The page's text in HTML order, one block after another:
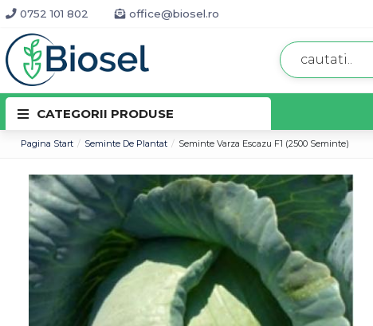
0752 101 802 office@biosel.ro
CATEGORII PRODUSE
Pagina Start Seminte De Plantat Seminte Varza Escazu F1 (2500 Seminte)